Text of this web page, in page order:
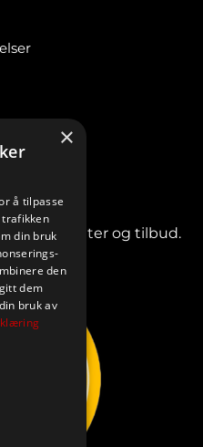
for nyheter og tilbud.
×
å tilpasse
trafikken
din bruk
den
dem
bruk av